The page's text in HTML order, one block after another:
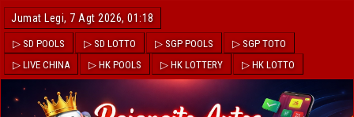
Jumat Legi, 7 Agt 2026, 01:18
▷ SD POOLS ▷ SD LOTTO ▷ SGP POOLS
▷ SGP TOTO
▷ LIVE CHINA
▷ HK POOLS ▷ HK LOTTERY ▷ HK LOTTO